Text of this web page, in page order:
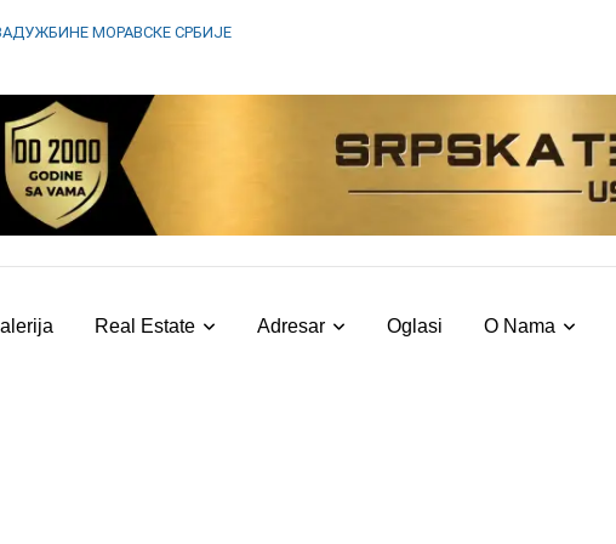
МОРАВСКЕ СРБИЈЕ
Real Estate Adresar Oglasi O Nama